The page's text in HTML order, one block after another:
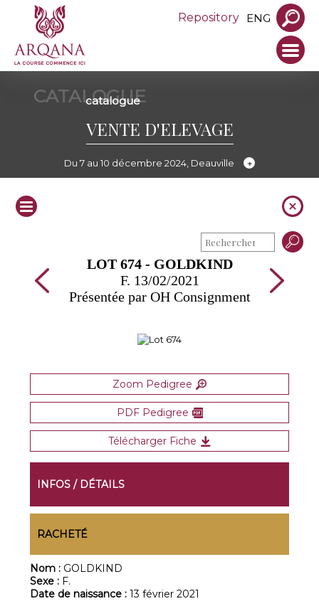
Repository ENG
CATALOGUE
catalogue
VENTE D'ELEVAGE
Du 7 au 10 décembre 2024, Deauville
LOT 674 - GOLDKIND
F. 13/02/2021
Présentée par OH Consignment
Zoom Pedigree
PDF Pedigree
Télécharger Fiche
INFOS / DÉTAILS
RACHETÉ
Nom : GOLDKIND
Sexe : F.
Date de naissance :13 février 2021